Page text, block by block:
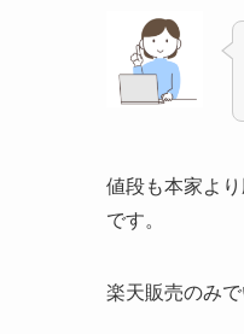
値段も本家より
です。
楽天販売のみで